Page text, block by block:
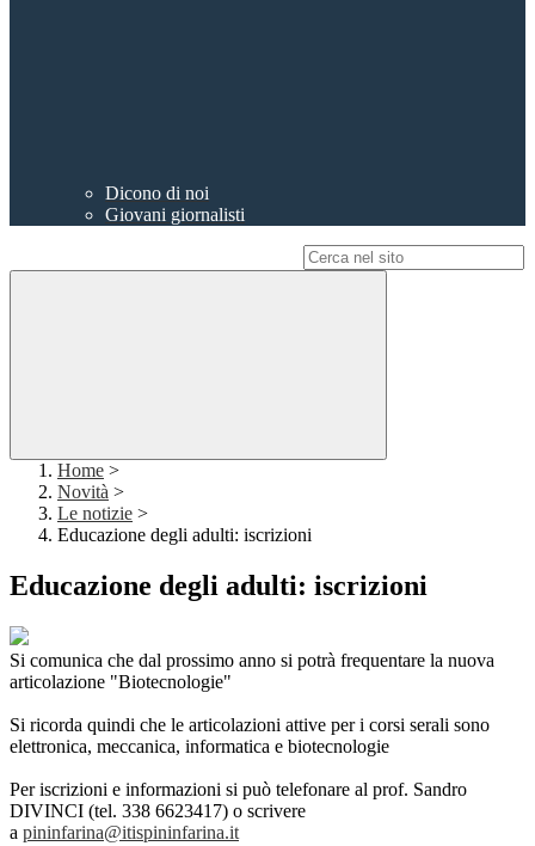
Dicono di noi
Giovani giornalisti
Home >
Novità >
Le notizie >
Educazione degli adulti: iscrizioni
Educazione degli adulti: iscrizioni
Si comunica che dal prossimo anno si potrà frequentare la nuova
articolazione "Biotecnologie"
Si ricorda quindi che le articolazioni attive per i corsi serali sono
elettronica, meccanica, informatica e biotecnologie
Per iscrizioni e informazioni si può telefonare al prof. Sandro
DIVINCI (tel. 338 6623417) o scrivere
a pininfarina@itispininfarina.it